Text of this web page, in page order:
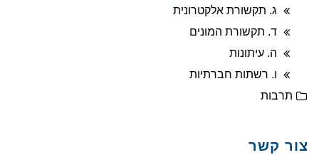
ג. תקשורת אלקטרונית
ד. תקשורת המונים
ה. עיתונות
ו. רשתות חברתיות
תרבות
צור קשר